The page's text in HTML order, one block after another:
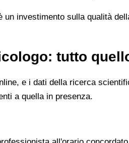
investimento sulla qualità
tutto
e i dati della ricerca
a quella in presenza.